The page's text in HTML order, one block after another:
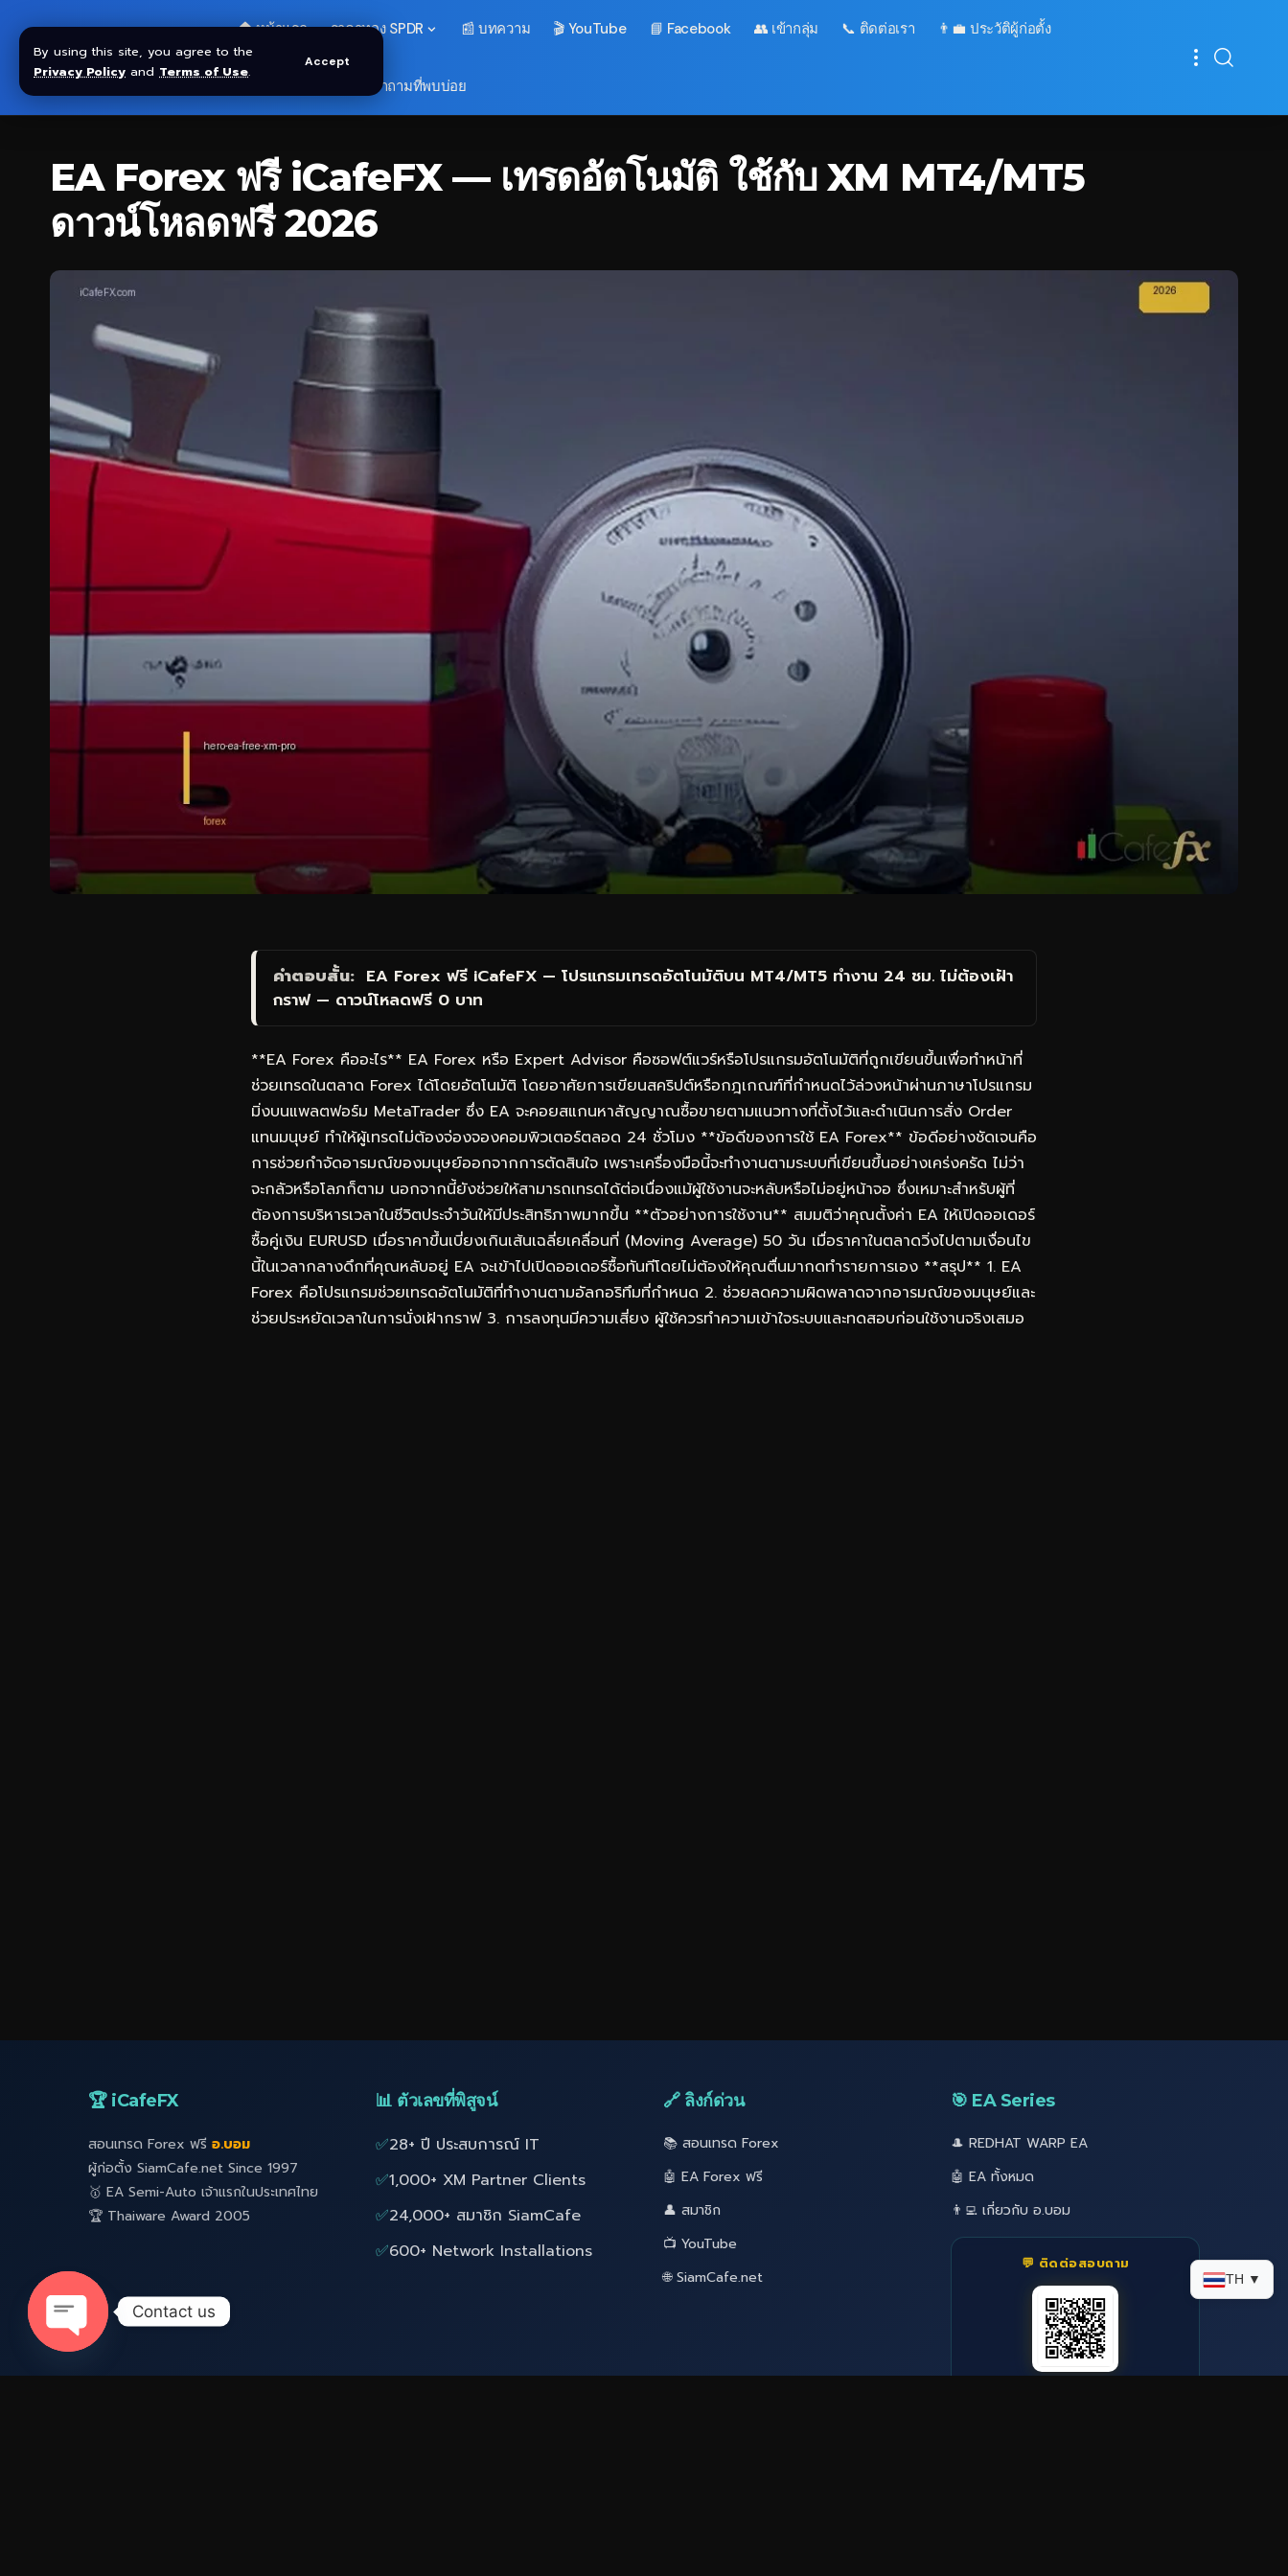
By using this site, you agree to the
Privacy Policy and Terms of Use.
Accept
🏠 หน้าแรก ราคาทอง SPDR 📰 บทความ 🎬 YouTube 📘 Facebook 👥 เข้ากลุ่ม 📞 ติดต่อเรา 👨‍💼 ประวัติผู้ก่อตั้ง
❓ คำถามที่พบบ่อย
EA Forex ฟรี iCafeFX — เทรดอัตโนมัติ ใช้กับ XM MT4/MT5
ดาวน์โหลดฟรี 2026
คำตอบสั้น: EA Forex ฟรี iCafeFX — โปรแกรมเทรดอัตโนมัติบน MT4/MT5 ทำงาน 24 ชม. ไม่ต้องเฝ้า
กราฟ — ดาวน์โหลดฟรี 0 บาท
**EA Forex คืออะไร** EA Forex หรือ Expert Advisor คือซอฟต์แวร์หรือโปรแกรมอัตโนมัติที่ถูกเขียนขึ้นเพื่อทำหน้าที่
ช่วยเทรดในตลาด Forex ได้โดยอัตโนมัติ โดยอาศัยการเขียนสคริปต์หรือกฎเกณฑ์ที่กำหนดไว้ล่วงหน้าผ่านภาษาโปรแกรม
มิ่งบนแพลตฟอร์ม MetaTrader ซึ่ง EA จะคอยสแกนหาสัญญาณซื้อขายตามแนวทางที่ตั้งไว้และดำเนินการสั่ง Order
แทนมนุษย์ ทำให้ผู้เทรดไม่ต้องจ่องจองคอมพิวเตอร์ตลอด 24 ชั่วโมง **ข้อดีของการใช้ EA Forex** ข้อดีอย่างชัดเจนคือ
การช่วยกำจัดอารมณ์ของมนุษย์ออกจากการตัดสินใจ เพราะเครื่องมือนี้จะทำงานตามระบบที่เขียนขึ้นอย่างเคร่งครัด ไม่ว่า
จะกลัวหรือโลภก็ตาม นอกจากนี้ยังช่วยให้สามารถเทรดได้ต่อเนื่องแม้ผู้ใช้งานจะหลับหรือไม่อยู่หน้าจอ ซึ่งเหมาะสำหรับผู้ที่
ต้องการบริหารเวลาในชีวิตประจำวันให้มีประสิทธิภาพมากขึ้น **ตัวอย่างการใช้งาน** สมมติว่าคุณตั้งค่า EA ให้เปิดออเดอร์
ซื้อคู่เงิน EURUSD เมื่อราคาขึ้นเบี่ยงเกินเส้นเฉลี่ยเคลื่อนที่ (Moving Average) 50 วัน เมื่อราคาในตลาดวิ่งไปตามเงื่อนไข
นี้ในเวลากลางดึกที่คุณหลับอยู่ EA จะเข้าไปเปิดออเดอร์ซื้อทันทีโดยไม่ต้องให้คุณตื่นมากดทำรายการเอง **สรุป** 1. EA
Forex คือโปรแกรมช่วยเทรดอัตโนมัติที่ทำงานตามอัลกอริทึมที่กำหนด 2. ช่วยลดความผิดพลาดจากอารมณ์ของมนุษย์และ
ช่วยประหยัดเวลาในการนั่งเฝ้ากราฟ 3. การลงทุนมีความเสี่ยง ผู้ใช้ควรทำความเข้าใจระบบและทดสอบก่อนใช้งานจริงเสมอ
🏆 iCafeFX
สอนเทรด Forex ฟรี อ.บอม
ผู้ก่อตั้ง SiamCafe.net Since 1997
🥇 EA Semi-Auto เจ้าแรกในประเทศไทย
🏆 Thaiware Award 2005
📊 ตัวเลขที่พิสูจน์
✅28+ ปี ประสบการณ์ IT
✅1,000+ XM Partner Clients
✅24,000+ สมาชิก SiamCafe
✅600+ Network Installations
🔗 ลิงก์ด่วน
📚 สอนเทรด Forex
🤖 EA Forex ฟรี
👤 สมาชิก
📺 YouTube
🌐 SiamCafe.net
🎯 EA Series
🎩 REDHAT WARP EA
🤖 EA ทั้งหมด
👨‍💻 เกี่ยวกับ อ.บอม
💬 ติดต่อสอบถาม
TH ▼
Contact us
chaty